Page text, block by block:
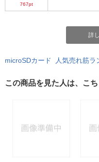
767pt
詳
microSDカード 人気売れ筋ラ
この商品を見た人は、こ